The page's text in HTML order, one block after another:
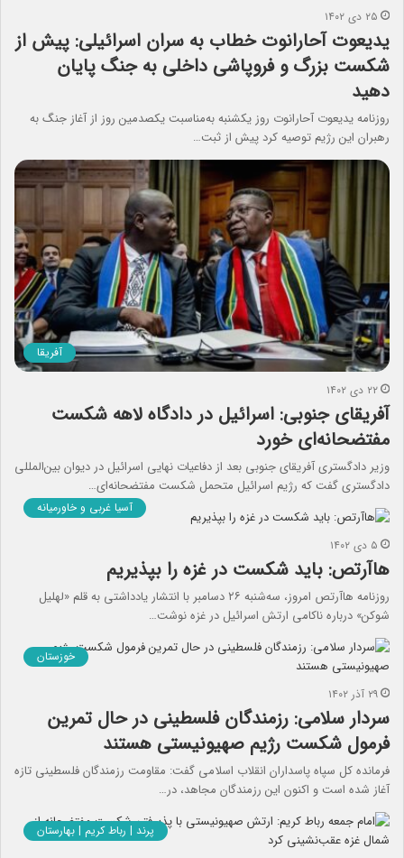
۲۵ دی ۱۴۰۲
یدیعوت آحارانوت خطاب به سران اسرائیلی: پیش از
شکست بزرگ و فروپاشی داخلی به جنگ پایان
دهید
روزنامه یدیعوت آحارانوت روز یکشنبه به‌مناسبت یکصدمین روز از آغاز جنگ به
رهبران این رژیم توصیه کرد پیش از ثبت…
آفریقا
۲۲ دی ۱۴۰۲
آفریقای جنوبی: اسرائیل در دادگاه لاهه شکست
مفتضحانه‌ای خورد
وزیر دادگستری آفریقای جنوبی بعد از دفاعیات نهایی اسرائیل در دیوان بین‌المللی
دادگستری گفت که رژیم اسرائیل متحمل شکست مفتضحانه‌ای…
آسیا غربی و خاورمیانه
۵ دی ۱۴۰۲
هاآرتص: باید شکست در غزه را بپذیریم
روزنامه هاآرتص امروز، سه‌شنبه ۲۶ دسامبر با انتشار یادداشتی به قلم «لهلیل
شوکن» درباره ناکامی ارتش اسرائیل در غزه نوشت…
خوزستان
۲۹ آذر ۱۴۰۲
سردار سلامی: رزمندگان فلسطینی در حال تمرین
فرمول شکست رژیم صهیونیستی هستند
فرمانده کل سپاه پاسداران انقلاب اسلامی گفت: مقاومت رزمندگان فلسطینی تازه
آغاز شده است و اکنون این رزمندگان مجاهد، در…
پرند | رباط کریم | بهارستان